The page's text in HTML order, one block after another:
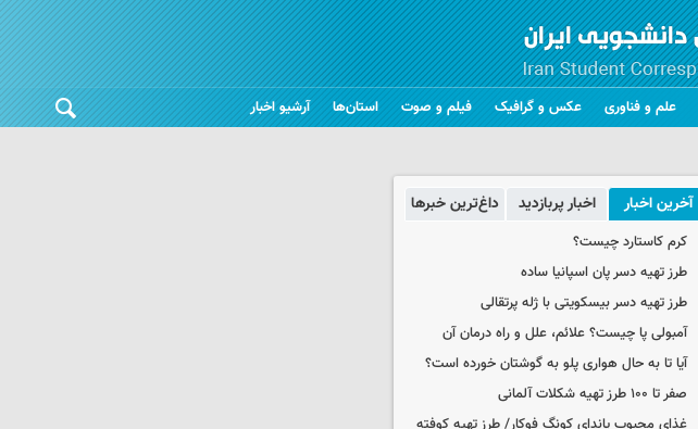
علم و فناوری عکس و گرافیک فیلم و صوت استان‌ها آرشیو اخبار
آخرین اخبار اخبار پربازدید داغ‌ترین خبرها
کرم کاستارد چیست؟
طرز تهیه دسر پان اسپانیا ساده
طرز تهیه دسر بیسکویتی با ژله پرتقالی
آمبولی پا چیست؟ علائم، علل و راه درمان آن
آیا تا به حال هواری پلو به گوشتان خورده است؟
صفر تا ۱۰۰ طرز تهیه شکلات آلمانی
غذای محبوب پاندای کونگ فوکار/ طرز تهیه کوفته